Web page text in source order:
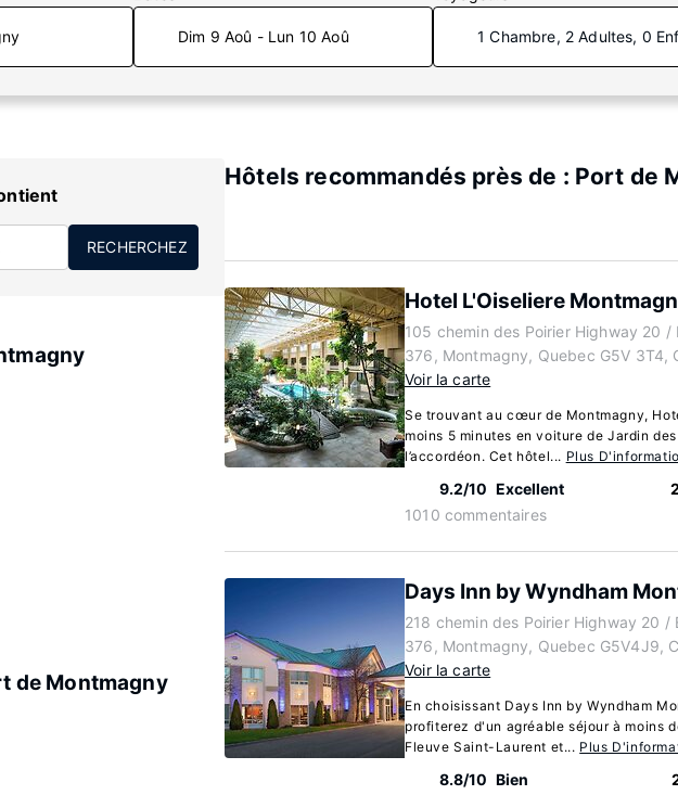
Dim 9 Aoû - Lun 10 Aoû 1 Chambre, 2 Adultes, 0
RECHERCHEZ
de Montmagny
Hôtels recommandés près de : Port de
Hotel L'Oiseliere
105 chemin des Poirier Highway 20 /
376, Montmagny, Quebec G5V 3T4,
Voir la carte
Se trouvant au cœur de Montmagny,
moins 5 minutes en voiture de Jardin
l’accordéon. Cet hôtel... Plus
9.2/10 Excellent
1010 commentaires
Days Inn by Wyndham
218 chemin des Poirier Highway 20 /
376, Montmagny, Quebec G5V4J9,
Voir la carte
En choisissant Days Inn by Wyndham
profiterez d'un agréable séjour à moins
Fleuve Saint-Laurent et... Plus
8.8/10 Bien